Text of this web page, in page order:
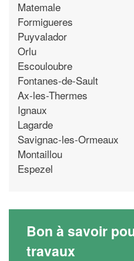
Matemale
Formigueres
Puyvalador
Orlu
Escouloubre
Fontanes-de-Sault
Ax-les-Thermes
Ignaux
Lagarde
Savignac-les-Ormeaux
Montaillou
Espezel
Bon à savoir
travaux